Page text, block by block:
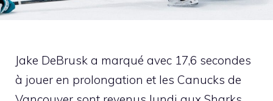
Jake DeBrusk a marqué avec 17,6 secondes
à jouer en prolongation et les Canucks de